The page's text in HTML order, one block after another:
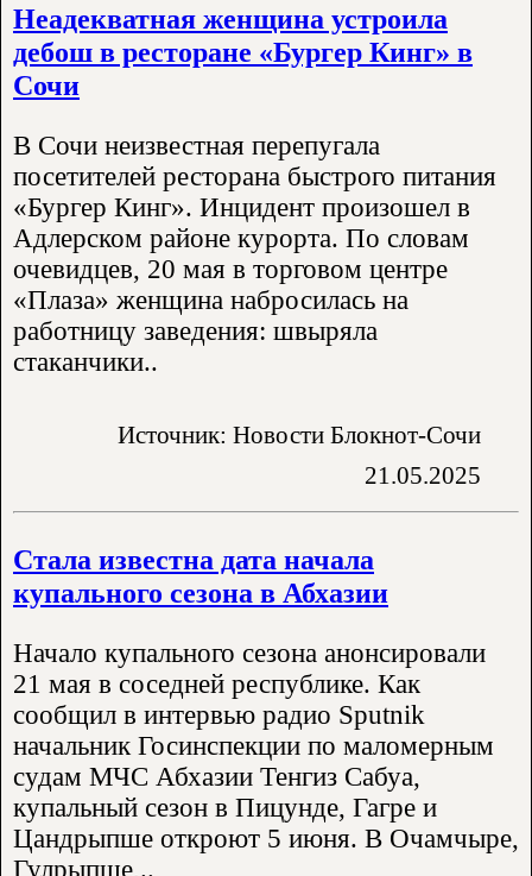
Неадекватная женщина устроила
дебош в ресторане «Бургер Кинг» в
Сочи
В Сочи неизвестная перепугала
посетителей ресторана быстрого питания
«Бургер Кинг». Инцидент произошел в
Адлерском районе курорта. По словам
очевидцев, 20 мая в торговом центре
«Плаза» женщина набросилась на
работницу заведения: швыряла
стаканчики..
Источник: Новости Блокнот-Сочи
21.05.2025
Стала известна дата начала
купального сезона в Абхазии
Начало купального сезона анонсировали
21 мая в соседней республике. Как
сообщил в интервью радио Sputnik
начальник Госинспекции по маломерным
судам МЧС Абхазии Тенгиз Сабуа,
купальный сезон в Пицунде, Гагре и
Цандрыпше откроют 5 июня. В Очамчыре,
Гулрыпше,..